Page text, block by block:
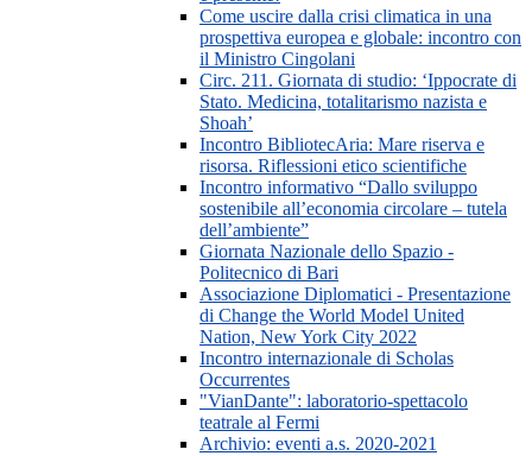
Come uscire dalla crisi climatica in una
prospettiva europea e globale: incontro con
il Ministro Cingolani
Circ. 211. Giornata di studio: ‘Ippocrate di
Stato. Medicina, totalitarismo nazista e
Shoah’
Incontro BibliotecAria: Mare riserva e
risorsa. Riflessioni etico scientifiche
Incontro informativo “Dallo sviluppo
sostenibile all’economia circolare – tutela
dell’ambiente”
Giornata Nazionale dello Spazio -
Politecnico di Bari
Associazione Diplomatici - Presentazione
di Change the World Model United
Nation, New York City 2022
Incontro internazionale di Scholas
Occurrentes
"VianDante": laboratorio-spettacolo
teatrale al Fermi
Archivio: eventi a.s. 2020-2021